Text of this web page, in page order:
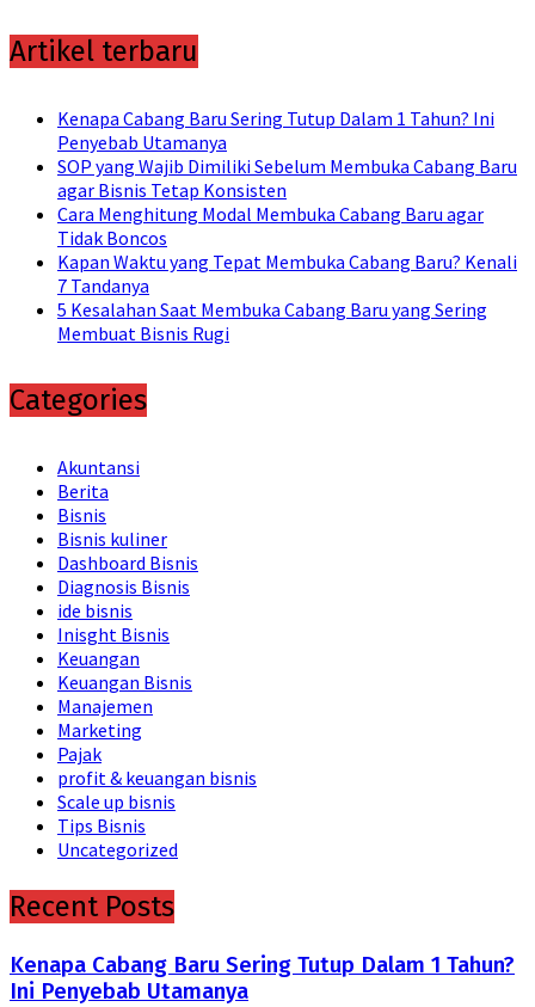
Artikel terbaru
Kenapa Cabang Baru Sering Tutup Dalam 1 Tahun? Ini
Penyebab Utamanya
SOP yang Wajib Dimiliki Sebelum Membuka Cabang Baru
agar Bisnis Tetap Konsisten
Cara Menghitung Modal Membuka Cabang Baru agar
Tidak Boncos
Kapan Waktu yang Tepat Membuka Cabang Baru? Kenali
7 Tandanya
5 Kesalahan Saat Membuka Cabang Baru yang Sering
Membuat Bisnis Rugi
Categories
Akuntansi
Berita
Bisnis
Bisnis kuliner
Dashboard Bisnis
Diagnosis Bisnis
ide bisnis
Inisght Bisnis
Keuangan
Keuangan Bisnis
Manajemen
Marketing
Pajak
profit & keuangan bisnis
Scale up bisnis
Tips Bisnis
Uncategorized
Recent Posts
Kenapa Cabang Baru Sering Tutup Dalam 1 Tahun?
Ini Penyebab Utamanya